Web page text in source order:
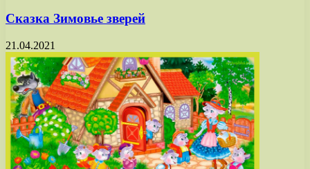
Сказка Зимовье зверей
21.04.2021